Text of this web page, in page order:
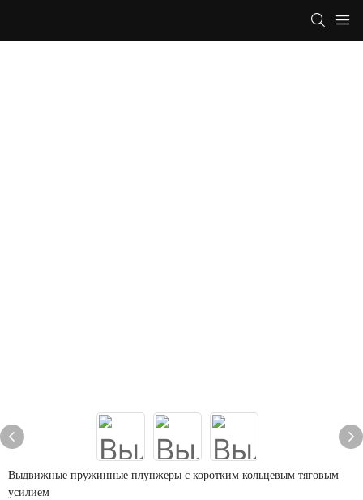
Выдвижные пружинные плунжеры с коротким кольцевым тяговым
усилием